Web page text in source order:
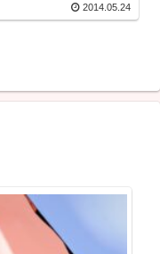
2014.05.24